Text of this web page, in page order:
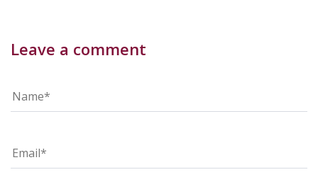
Leave a comment